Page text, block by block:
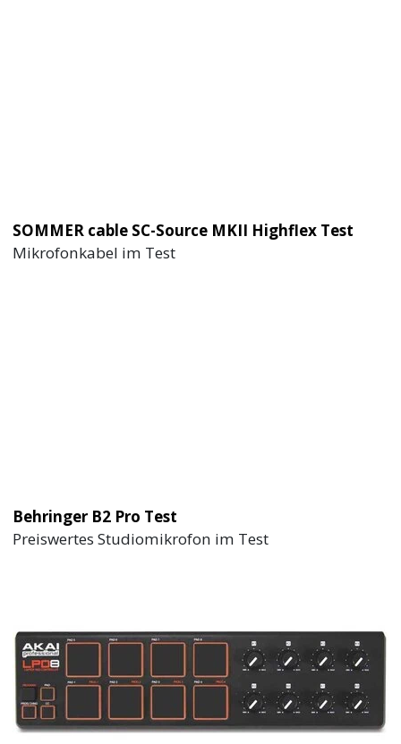
SOMMER cable SC-Source MKII Highflex Test
Mikrofonkabel im Test
Behringer B2 Pro Test
Preiswertes Studiomikrofon im Test